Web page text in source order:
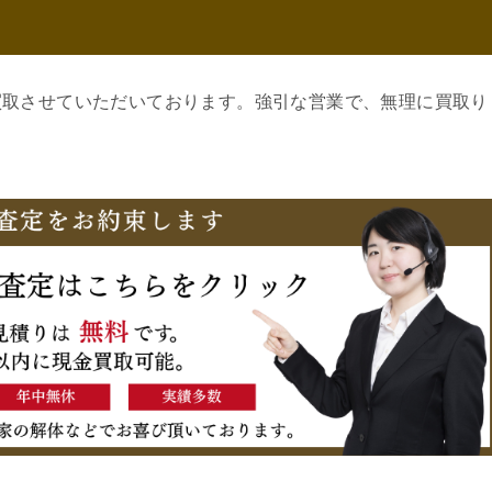
させていただいております。強引な営業で、無理に買取り